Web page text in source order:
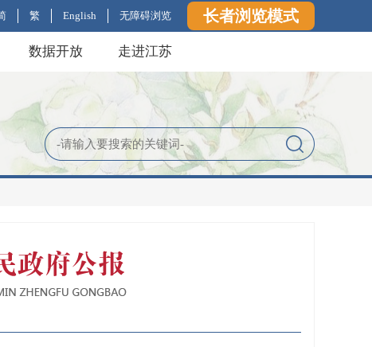
繁 English 无障碍浏览 长者浏览模式
数据开放 走进江苏